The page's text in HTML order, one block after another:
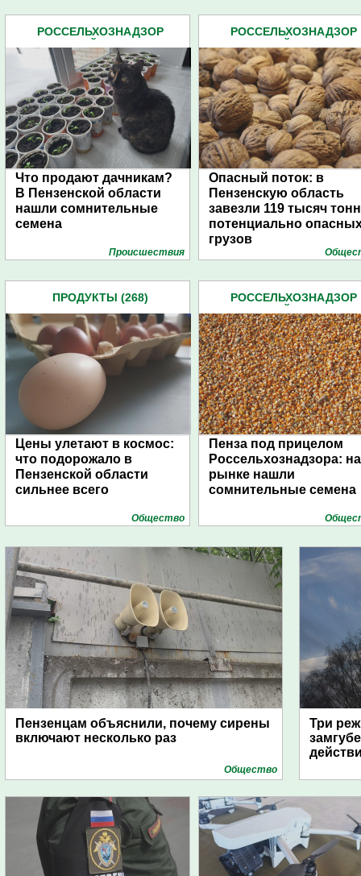
РОССЕЛЬХОЗНАДЗОР
Что продают дачникам?
В Пензенской области
нашли сомнительные
семена
Проиcшествия
РОССЕЛЬХОЗНАДЗОР
Опасный поток: в
Пензенскую область
завезли 119 тысяч тонн
потенциально
грузов
ПРОДУКТЫ (268)
Цены улетают в космос:
что подорожало в
Пензенской области
сильнее всего
Общество
РОССЕЛЬХОЗНАДЗОР
Пенза под прицелом
Россельхознадзора: на
рынке нашли
сомнительные семена
Пензенцам объяснили, почему сирены
включают несколько раз
Общество
Три